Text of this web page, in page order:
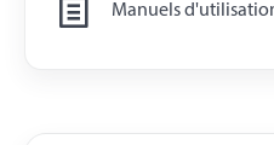
Manuels